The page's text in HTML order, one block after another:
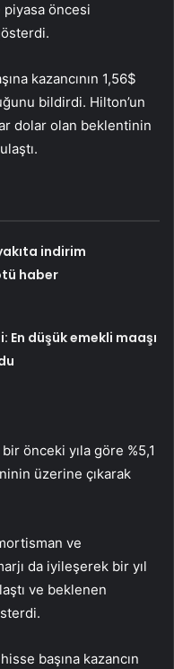
öncesi
kazancının 1,56$
bildirdi. Hilton’un
dolar olan beklentinin
indirim
haber
En düşük emekli maaşı
önceki yıla göre %5,1
üzerine çıkarak
ve
da iyileşerek bir yıl
ve beklenen
başına kazancın